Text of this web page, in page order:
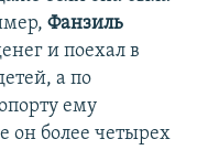
Фанзиль
и поехал в
а по
ему
он более четырех